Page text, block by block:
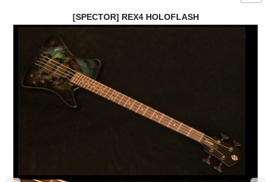
[SPECTOR] REX4 HOLOFLASH